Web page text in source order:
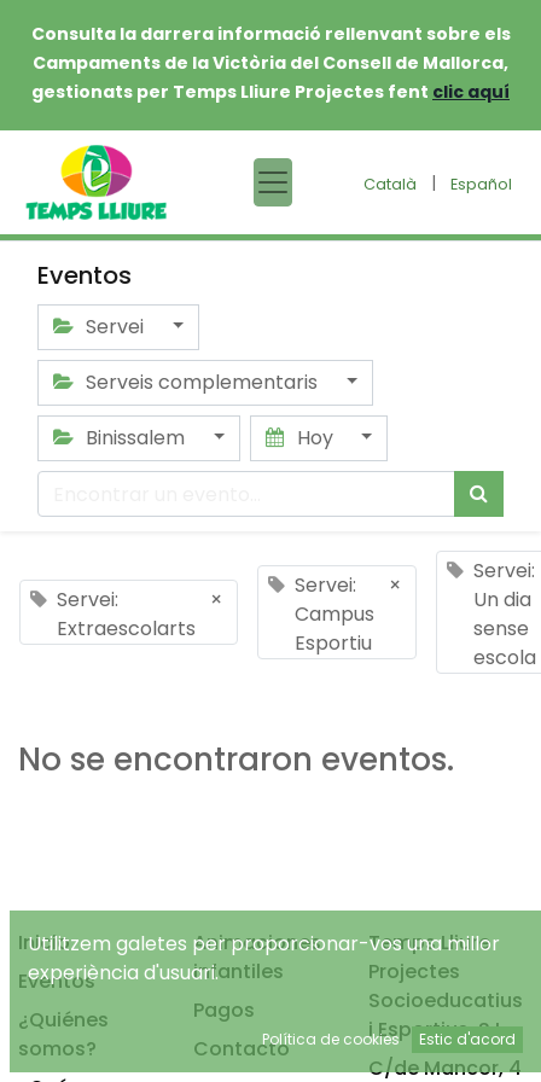
Consulta la darrera informació rellenvant sobre els
Campaments de la Victòria del Consell de Mallorca,
gestionats per Temps Lliure Projectes fent clic aquí
Català | Español
Eventos
Servei
Serveis complementaris
Binissalem
Hoy
Servei:
Extraescolarts
×
Servei:
Campus
Esportiu
×
Servei:
Un dia
sense
escola
No se encontraron eventos.
Inicio
Eventos
¿Quiénes
somos?
Animaciones
infantiles
Pagos
Contacto
Temps Lliure
Projectes
Socioeducatius
i Esportius, S.L.
C/de Mancor, 4
Utilitzem galetes per proporcionar-vos una millor
experiència d'usuari.
Política de cookies Estic d'acord